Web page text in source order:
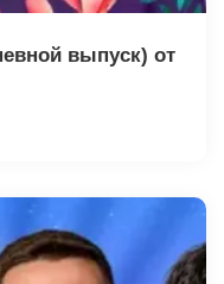
выпуск) от